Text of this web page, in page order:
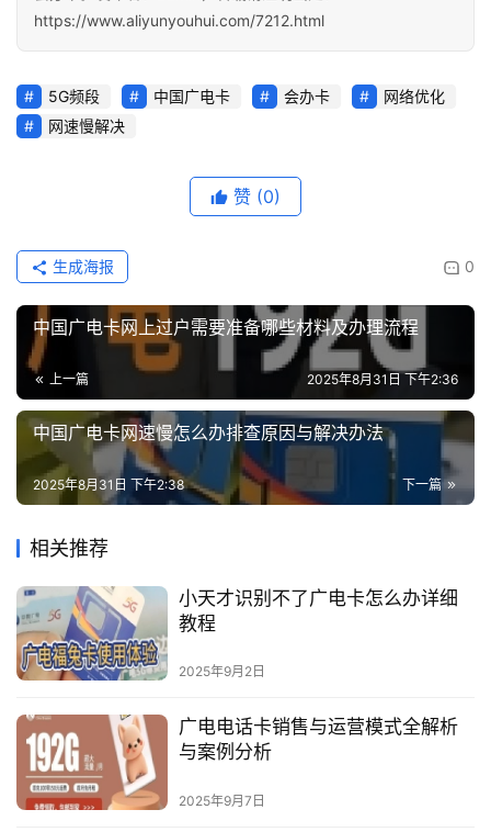
https://www.aliyunyouhui.com/7212.html
5G频段 中国广电卡 会办卡
网络优化
网速慢解决
赞 (0)
0
生成海报
中国广电卡网上过户需要准备哪些材料及办理流程
上一篇 2025年8月31日 下午2:36
中国广电卡网速慢怎么办排查原因与解决办法
下一篇
2025年8月31日 下午2:38
相关推荐
小天才识别不了广电卡怎么办详细
教程
2025年9月2日
广电电话卡销售与运营模式全解析
与案例分析
2025年9月7日